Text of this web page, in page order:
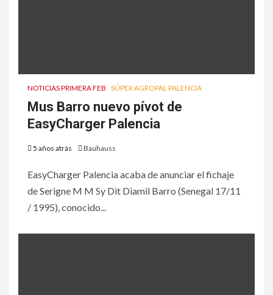
NOTICIAS PRIMERA FEB SÚPER AGROPAL PALENCIA
Mus Barro nuevo pívot de
EasyCharger Palencia
5 años atrás Bauhauss
EasyCharger Palencia acaba de anunciar el fichaje
de Serigne M M Sy Dit Diamil Barro (Senegal 17/11
/ 1995), conocido...